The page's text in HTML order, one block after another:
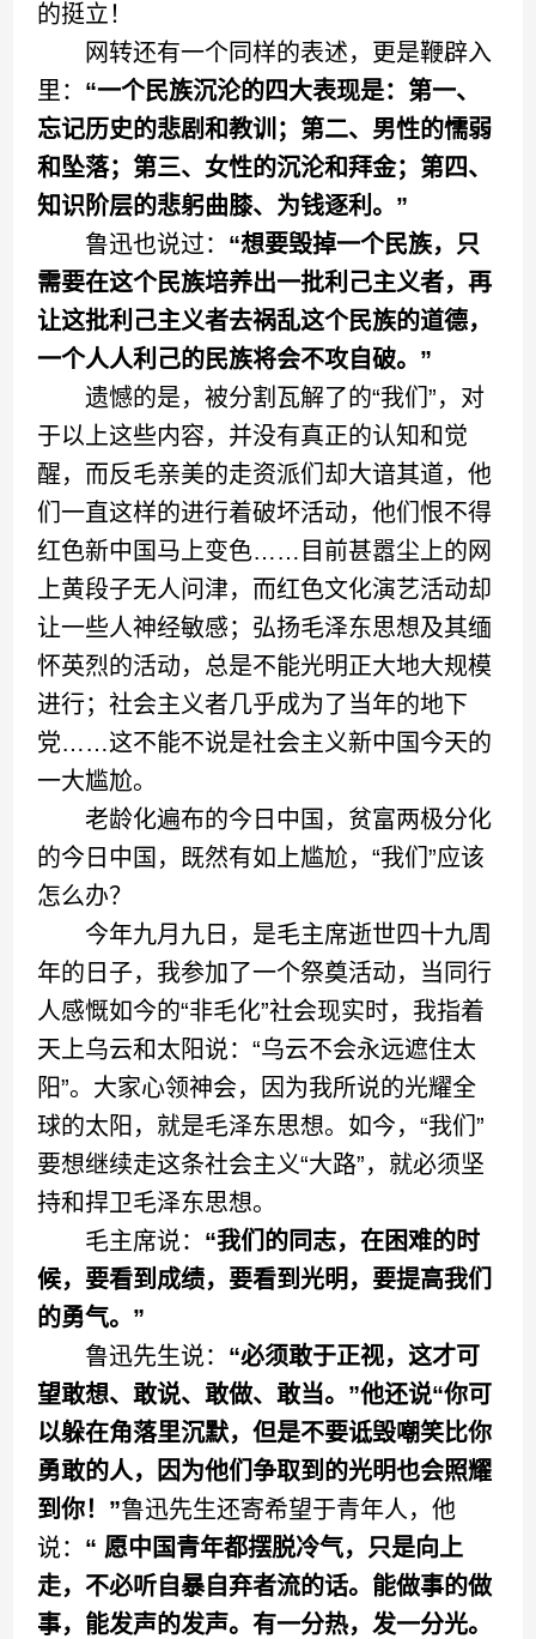
的挺立！
网转还有一个同样的表述，更是鞭辟入
里： “一个民族沉沦的四大表现是：第一、
忘记历史的悲剧和教训；第二、男性的懦弱
和坠落；第三、女性的沉沦和拜金；第四、
知识阶层的悲躬曲膝、为钱逐利。”
鲁迅也说过： “想要毁掉一个民族，只
需要在这个民族培养出一批利己主义者，再
让这批利己主义者去祸乱这个民族的道德，
一个人人利己的民族将会不攻自破。”
遗憾的是，被分割瓦解了的“我们”，对
于以上这些内容，并没有真正的认知和觉
醒，而反毛亲美的走资派们却大谙其道，他
们一直这样的进行着破坏活动，他们恨不得
红色新中国马上变色……目前甚嚣尘上的网
上黄段子无人问津，而红色文化演艺活动却
让一些人神经敏感；弘扬毛泽东思想及其缅
怀英烈的活动，总是不能光明正大地大规模
进行；社会主义者几乎成为了当年的地下
党……这不能不说是社会主义新中国今天的
一大尴尬。
老龄化遍布的今日中国，贫富两极分化
的今日中国，既然有如上尴尬，“我们”应该
怎么办？
今年九月九日，是毛主席逝世四十九周
年的日子，我参加了一个祭奠活动，当同行
人感慨如今的“非毛化”社会现实时，我指着
天上乌云和太阳说：“乌云不会永远遮住太
阳”。大家心领神会，因为我所说的光耀全
球的太阳，就是毛泽东思想。如今，“我们”
要想继续走这条社会主义“大路”，就必须坚
持和捍卫毛泽东思想。
毛主席说： “我们的同志，在困难的时
候，要看到成绩，要看到光明，要提高我们
的勇气。”
鲁迅先生说： “必须敢于正视，这才可
望敢想、敢说、敢做、敢当。”他还说“你可
以躲在角落里沉默，但是不要诋毁嘲笑比你
勇敢的人，因为他们争取到的光明也会照耀
到你！”鲁迅先生还寄希望于青年人，他
说： “ 愿中国青年都摆脱冷气，只是向上
走，不必听自暴自弃者流的话。能做事的做
事，能发声的发声。有一分热，发一分光。